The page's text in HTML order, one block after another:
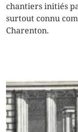
chantiers initiés
surtout connu
Charenton.